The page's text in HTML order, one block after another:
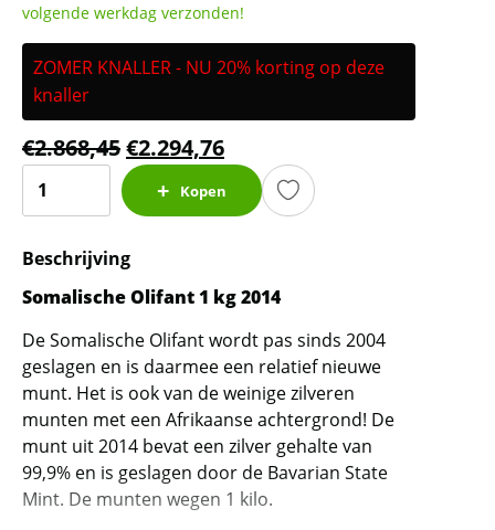
volgende werkdag verzonden!
ZOMER KNALLER - NU 20% korting op deze
knaller
€2.868,45€2.294,76
Olifant
kg
2014
30%
boven
spot)
aantal
Kopen
Beschrijving
Somalische Olifant 1 kg 2014
De Somalische Olifant wordt pas sinds 2004
geslagen en is daarmee een relatief nieuwe
munt. Het is ook van de weinige zilveren
munten met een Afrikaanse achtergrond! De
munt uit 2014 bevat een zilver gehalte van
99,9% en is geslagen door de Bavarian State
Mint. De munten wegen 1 kilo.